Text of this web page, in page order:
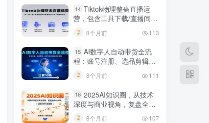
14 Tiktok物理整蛊直播运
营，包含工具下载/直播间搭
建/直播素材获取/跟播思路
等
8个月前 113
15 AI数字人自动带货全流
程：账号注册、选品剪辑，
日更10条作品自动化变现
8个月前 111
16 2025AI知识圈，从技术
深度与商业视角，复盘全年
AI大事，全面了解行业趋势
8个月前 107